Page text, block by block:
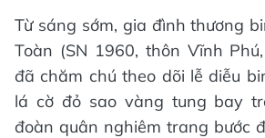
Từ sáng sớm, gia đình thương
Toàn (SN 1960, thôn Vĩnh
đã chăm chú theo dõi lễ diễu
lá cờ đỏ sao vàng tung bay
đoàn quân nghiêm trang bước